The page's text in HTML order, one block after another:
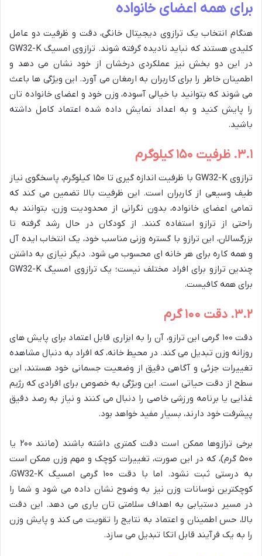
برای همه اعضای خانواده
هنگام انتخاب یک ترازوی دیجیتال خانگی، دقت و ظرفیت دو عامل
کلیدی هستند که نباید نادیده گرفته شوند. ترازوی امسیگ GW32-K
در این دو بخش نیز عملکردی درخشان از خود نشان می دهد و
اطمینان خاطر را برای کاربران به ارمغان می آورد. این ویژگی ها باعث
می شوند که بتوانید با خیالی آسوده، وزن خود و اعضای خانواده تان
را پایش کنید و به اعداد نمایش داده شده اعتماد کامل داشته
باشید.
۳.۱. ظرفیت ۱۵۰ کیلوگرم
ترازوی GW32-K با ظرفیت اندازه گیری تا ۱۵۰ کیلوگرم، پاسخگوی نیاز
طیف وسیعی از کاربران است. این ظرفیت بالا تضمین می کند که
تمامی اعضای خانواده، بدون نگرانی از محدودیت وزن، بتوانند به
راحتی از ترازو استفاده کنند. از کودکان در حال رشد گرفته تا
بزرگسالان، این ترازو با گستره وزنی مناسب خود، یک انتخاب ایده آل
و همه کاره برای هر خانه ای محسوب می شود. دیگر نیازی به داشتن
چندین ترازو برای افراد مختلف نیست؛ یک ترازوی امسیگ GW32-K
برای همه کافیست.
۳.۲. دقت ۱۰۰ گرم
دقت ۱۰۰ گرمی این ترازو، آن را به ابزاری قابل اعتماد برای پایش های
روزانه وزن تبدیل می کند. در محیط خانه، که افراد به دنبال مشاهده
تغییرات جزئی و آگاهی دقیق از وضعیت جسمانی خود هستند، این
سطح از دقت حیاتی است. این ویژگی به خصوص برای افرادی که رژیم
غذایی یا برنامه ورزشی خاصی را دنبال می کنند و نیاز به رصد دقیق
پیشرفت خود دارند، بسیار مفید خواهد بود.
برخی ترازوها ممکن است دقت کمتری داشته باشند (مانند ۲۰۰ یا
۵۰۰ گرم)، که در این صورت، تغییرات کوچک و مهم وزن ممکن است
به درستی ثبت نشود. اما با دقت ۱۰۰ گرمی امسیگ GW32-K،
کوچکترین نوسانات وزن نیز به وضوح نشان داده می شود و شما را
در مسیر دستیابی به اهداف سلامتی تان یاری می دهد. این دقت
بالا، حس اطمینان و اعتماد به نتایج را تقویت می کند و پایش وزن
را به یک فرآیند قابل اتکا تبدیل می سازد.